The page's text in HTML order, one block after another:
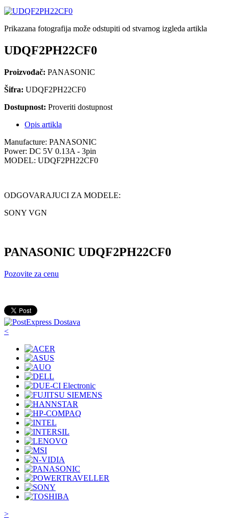
Prikazana fotografija može odstupiti od stvarnog izgleda artikla
UDQF2PH22CF0
Proizvođač: PANASONIC
Šifra: UDQF2PH22CF0
Dostupnost: Proveriti dostupnost
Opis artikla
Manufacture: PANASONIC
Power: DC 5V 0.13A - 3pin
MODEL: UDQF2PH22CF0
ODGOVARAJUCI ZA MODELE:
SONY VGN
PANASONIC UDQF2PH22CF0
Pozovite za cenu
<
>